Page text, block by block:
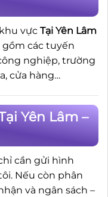
vực Tại Yên Lâm
gồm các tuyến
nghiệp, trường
cửa hàng…
Yên Lâm –
cần gửi hình
Nếu còn phân
và ngân sách –